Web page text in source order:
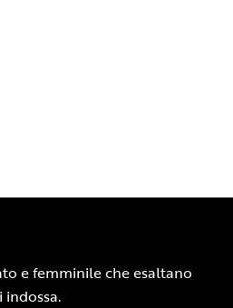
e femminile che esaltano